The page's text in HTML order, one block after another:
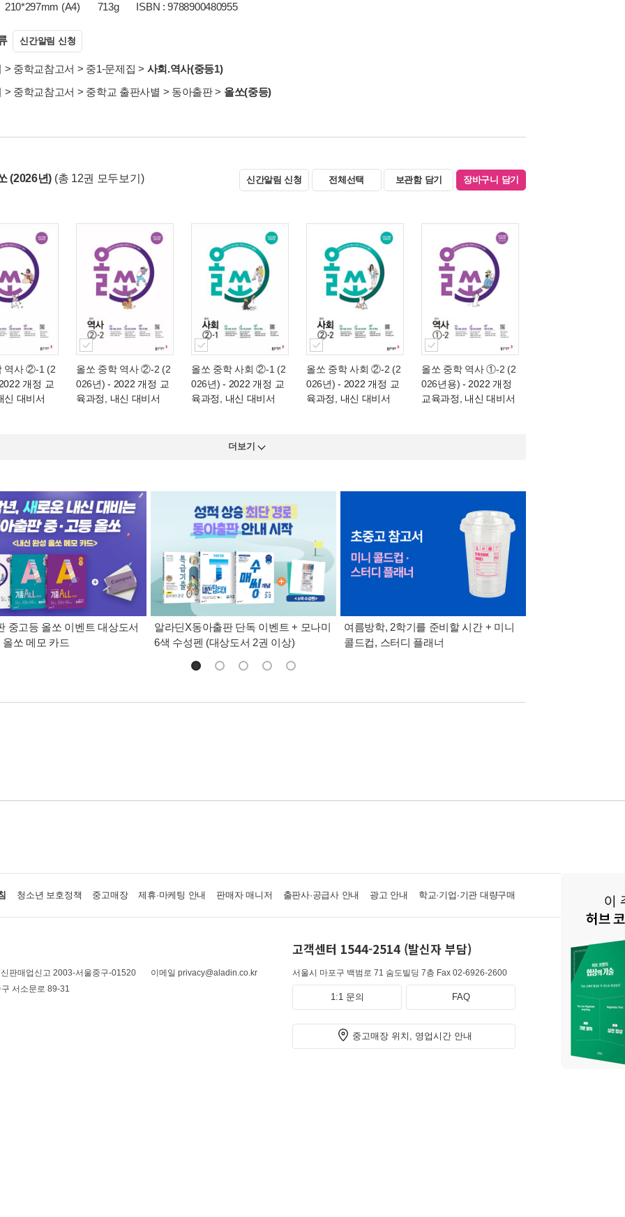
210*297mm (A4) 713g ISBN : 9788900480955
신간알림 신청
> 중학교참고서 > 중1-문제집 > 사회.역사(중등1)
> 중학교참고서 > 중학교 출판사별 > 동아출판> 올쏘(중등)
(2026년) (총 12권 모두보기) 신간알림 신청 전체선택 보관함 담기 장바구니 담기
역사 ②-1 (2
개정 교
신 대비서
올쏘 중학 역사 ②-2 (2
026년) - 2022 개정 교
육과정, 내신 대비서
올쏘 중학 사회 ②-1 (2
026년) - 2022 개정 교
육과정, 내신 대비서
올쏘 중학 사회 ②-2 (2
026년) - 2022 개정 교
육과정, 내신 대비서
올쏘 중학 역사 ①-2 (2
026년용) - 2022 개정
교육과정, 내신 대비서
더보기
중고등 올쏘 이벤트 대상도서
올쏘 메모 카드
알라딘X동아출판 단독 이벤트 + 모나미
6색 수성펜 (대상도서 2권 이상)
여름방학, 2학기를 준비할 시간 + 미니
콜드컵, 스터디 플래너
청소년 보호정책 중고매장 제휴·마케팅 안내 판매자 매니저 출판사·공급사 안내 광고 안내 학교·기업·기관 대량구매
판매업신고 2003-서울중구-01520
이메일 privacy@aladin.co.kr
서소문로 89-31
고객센터 1544-2514 (발신자 부담)
서울시 마포구 백범로 71 숨도빌딩 7층 Fax 02-6926-2600
1:1 문의 FAQ
중고매장 위치, 영업시간 안내